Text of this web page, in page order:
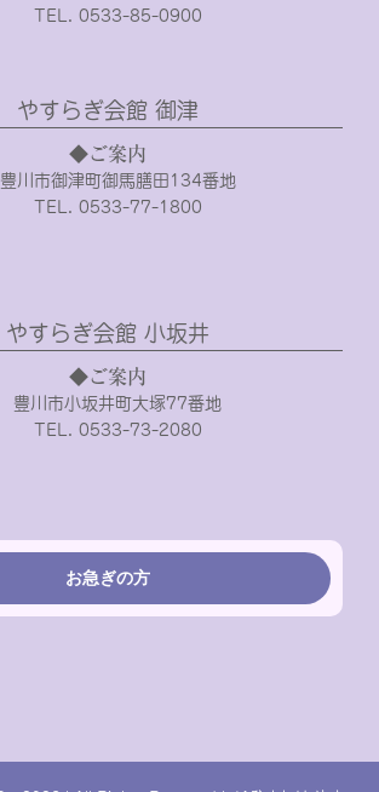
TEL. 0533-85-0900
やすらぎ会館 御津
◆ご案内
豊川市御津町御馬膳田134番地
TEL. 0533-77-1800
やすらぎ会館 小坂井
◆ご案内
豊川市小坂井町大塚77番地
TEL. 0533-73-2080
お急ぎの方